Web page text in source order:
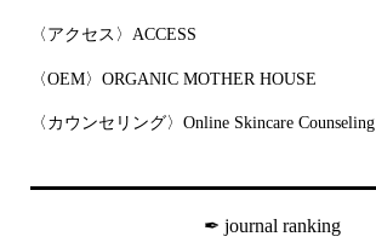
〈アクセス〉ACCESS
〈OEM〉ORGANIC MOTHER HOUSE
〈カウンセリング〉Online Skincare Counseling
✒︎ journal ranking